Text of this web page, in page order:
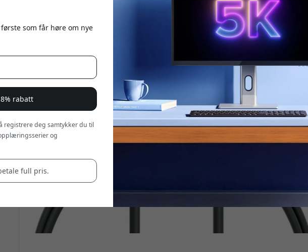
som får høre om nye
rabatt
registrere deg samtykker du til
og
full pris.
Bruk denne koden i kassen for å få 8% rabatt.